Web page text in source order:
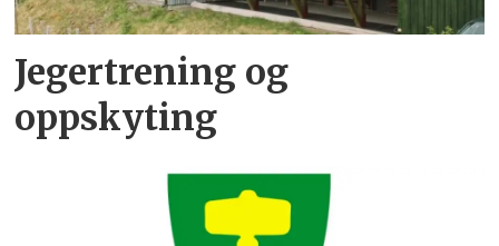
Jegertrening og
oppskyting